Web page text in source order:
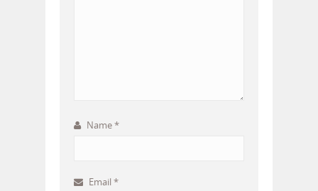
Name*
Email *